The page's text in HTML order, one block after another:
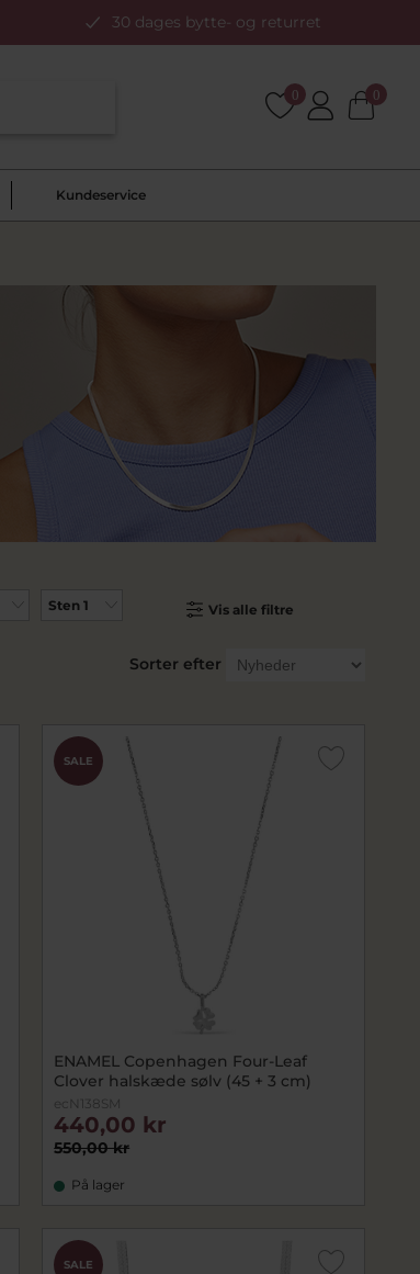
30 dages bytte- og returret
0 0
Kundeservice
Sten 1 Vis alle filtre
Sorter efter
SALE
ENAMEL Copenhagen Four-Leaf
Clover halskæde sølv (45 + 3 cm)
ecN138SM
550,00 kr
440,00 kr
På lager
SALE